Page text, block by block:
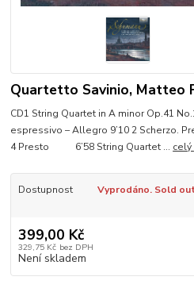
Quartetto Savinio, Matteo
CD1 String Quartet in A minor Op.41
espressivo – Allegro 9’10 2
4 Presto 6’58 String Quartet ...
Dostupnost Vyprodáno. Sold
399,00 Kč
329,75 Kč bez DPH
Není skladem